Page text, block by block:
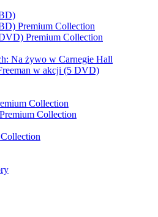
Premium Collection
Premium Collection
Na żywo w Carnegie Hall
w akcji (5 DVD)
Collection
Collection